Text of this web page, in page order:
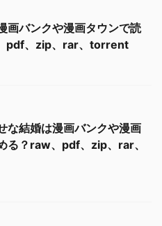
画バンクや漫画タウンで読
pdf、zip、rar、torrent
な結婚は漫画バンクや漫画
る？raw、pdf、zip、rar、